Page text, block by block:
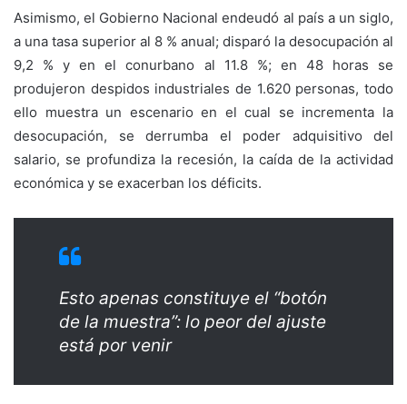
Asimismo, el Gobierno Nacional endeudó al país a un siglo,
a una tasa superior al 8 % anual; disparó la desocupación al
9,2 % y en el conurbano al 11.8 %; en 48 horas se
produjeron despidos industriales de 1.620 personas, todo
ello muestra un escenario en el cual se incrementa la
desocupación, se derrumba el poder adquisitivo del
salario, se profundiza la recesión, la caída de la actividad
económica y se exacerban los déficits.
Esto apenas constituye el “botón
de la muestra”: lo peor del ajuste
está por venir